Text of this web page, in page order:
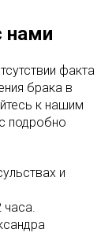
нами
факта
брака в
к нашим
подробно
и
часа.